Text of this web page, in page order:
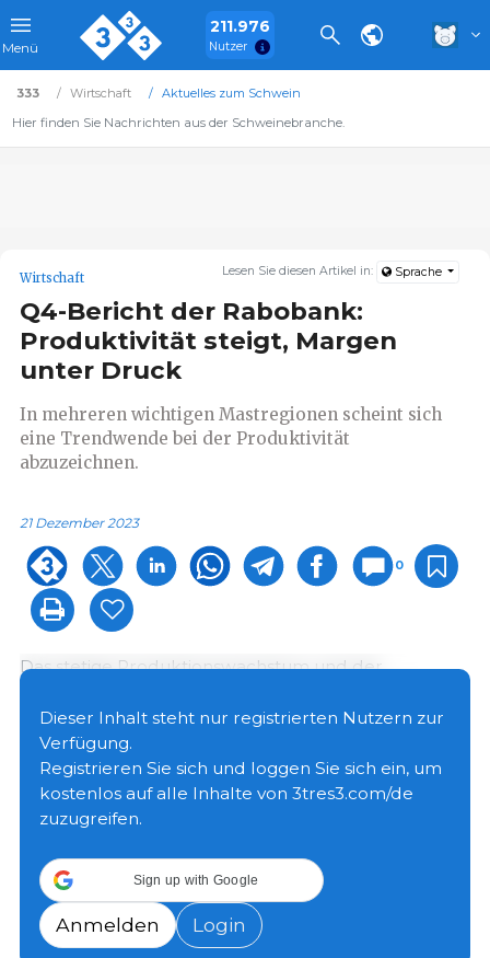
Menü
211.976
Nutzer
333 Wirtschaft
Aktuelles zum Schwein
Hier finden Sie Nachrichten aus der Schweinebranche.
Lesen Sie diesen Artikel in: Sprache
Wirtschaft
Q4-Bericht der Rabobank:
Produktivität steigt, Margen
unter Druck
In mehreren wichtigen Mastregionen scheint sich
eine Trendwende bei der Produktivität
abzuzeichnen.
21 Dezember 2023
0
Das stetige Produktionswachstum und der
globalen Märkte und den Handel mit
Schweinefleisch. Die Verbesserungen der
Tiergesundheit und der Produktivität kurbeln die
Produktion an, und die Futtermittelpreise haben
nachgegeben, wenn auch weiterhin Unsicherheiten
von Schweinefleisch angesichts der geopolitischen
Unsicherheit zurückhaltend.
Nach Produktivitätsproblemen in den Jahren
Dieser Inhalt steht nur registrierten Nutzern zur
Verfügung.
Registrieren Sie sich und loggen Sie sich ein, um
kostenlos auf alle Inhalte von 3tres3.com/de
zuzugreifen.
Sign up with Google
Anmelden Login